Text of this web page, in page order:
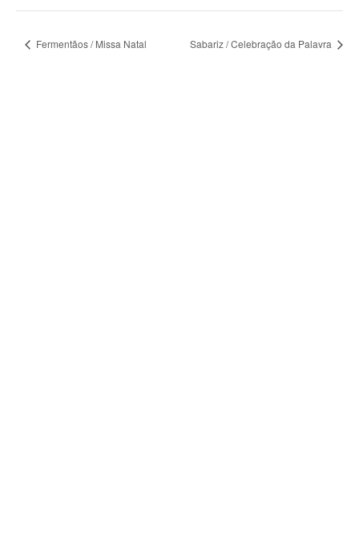
Fermentãos / Missa Natal Sabariz / Celebração da Palavra